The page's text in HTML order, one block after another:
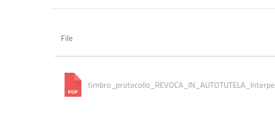
File